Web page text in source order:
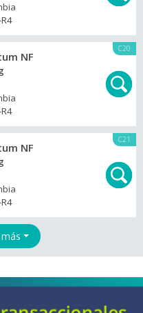
C20
NF
C21
NF